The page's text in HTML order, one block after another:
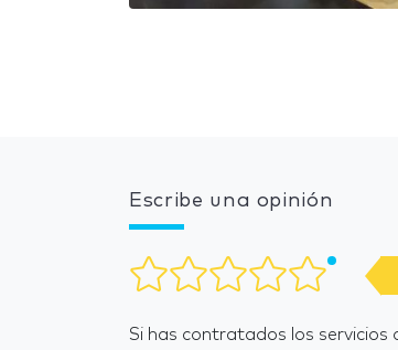
Escribe una opinión
Si has contratados los servicios